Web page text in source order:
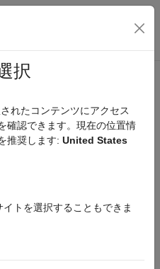
ビゲーション メ
択
れたコンテンツにアクセス
確認できます。現在の位置情
推奨します: United States
トを選択することもできま